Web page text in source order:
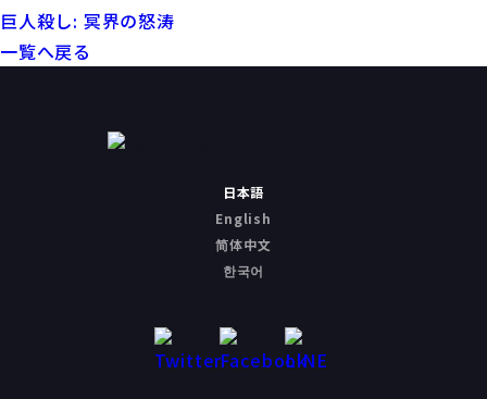
巨人殺し: 冥界の怒涛
一覧へ戻る
日本語
English
简体中文
한국어